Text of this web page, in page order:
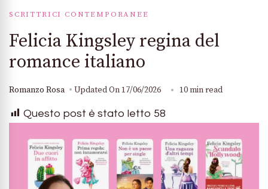
rosa.com
SCRITTRICI CONTEMPORANEE
Felicia Kingsley regina del
romance italiano
Romanzo Rosa Updated On17/06/2026 10 min read
Questo post è stato letto 58